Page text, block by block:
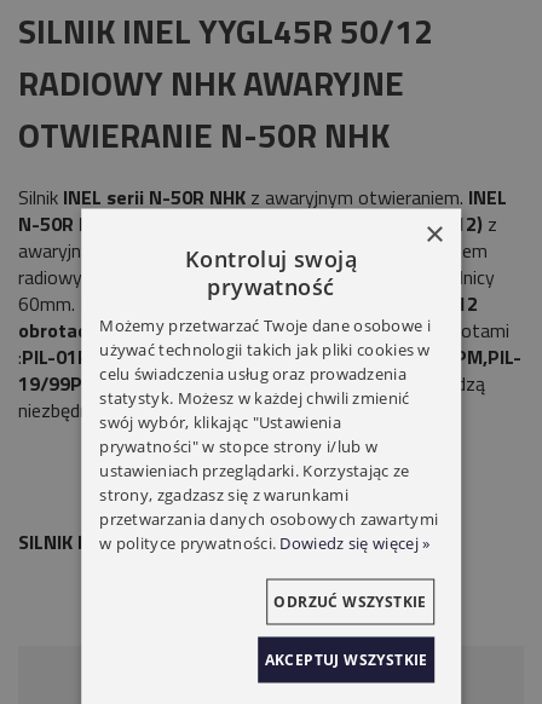
SILNIK INEL YYGL45R 50/12
RADIOWY NHK AWARYJNE
OTWIERANIE N-50R NHK
Silnik INEL serii N-50R NHK z awaryjnym otwieraniem. INEL
N-50R NHK 50Nm 230V (YYGL45R-50/12) z
awaryjnym otwieraniem oraz wbudowanym sterownikiem
radiowym. Przystosowany do rury oktagonalnej o średnicy
60mm. Moment obrotowy silnika wynosi
50Nm przy 12
obrotach na minutę. Współpracuje z następującymi pilotami
:PIL-01PT, PIL-01/04NS,PIL-09HT,PIL-01/05/09/19PM,PIL-
19/99PMT,PIL-05/09/19DL.W skład kompletu wchodzą
niezbędne akcesoria.
SILNIK INEL YYGL45R 50/12
×
Kontroluj swoją
prywatność
Możemy przetwarzać Twoje dane osobowe i
używać technologii takich jak pliki cookies w
celu świadczenia usług oraz prowadzenia
statystyk. Możesz w każdej chwili zmienić
swój wybór, klikając "Ustawienia
prywatności" w stopce strony i/lub w
ustawieniach przeglądarki. Korzystając ze
strony, zgadzasz się z warunkami
przetwarzania danych osobowych zawartymi
w polityce prywatności. Dowiedz się więcej »
AKCEPTUJ WSZYSTKIE
ODRZUĆ WSZYSTKIE